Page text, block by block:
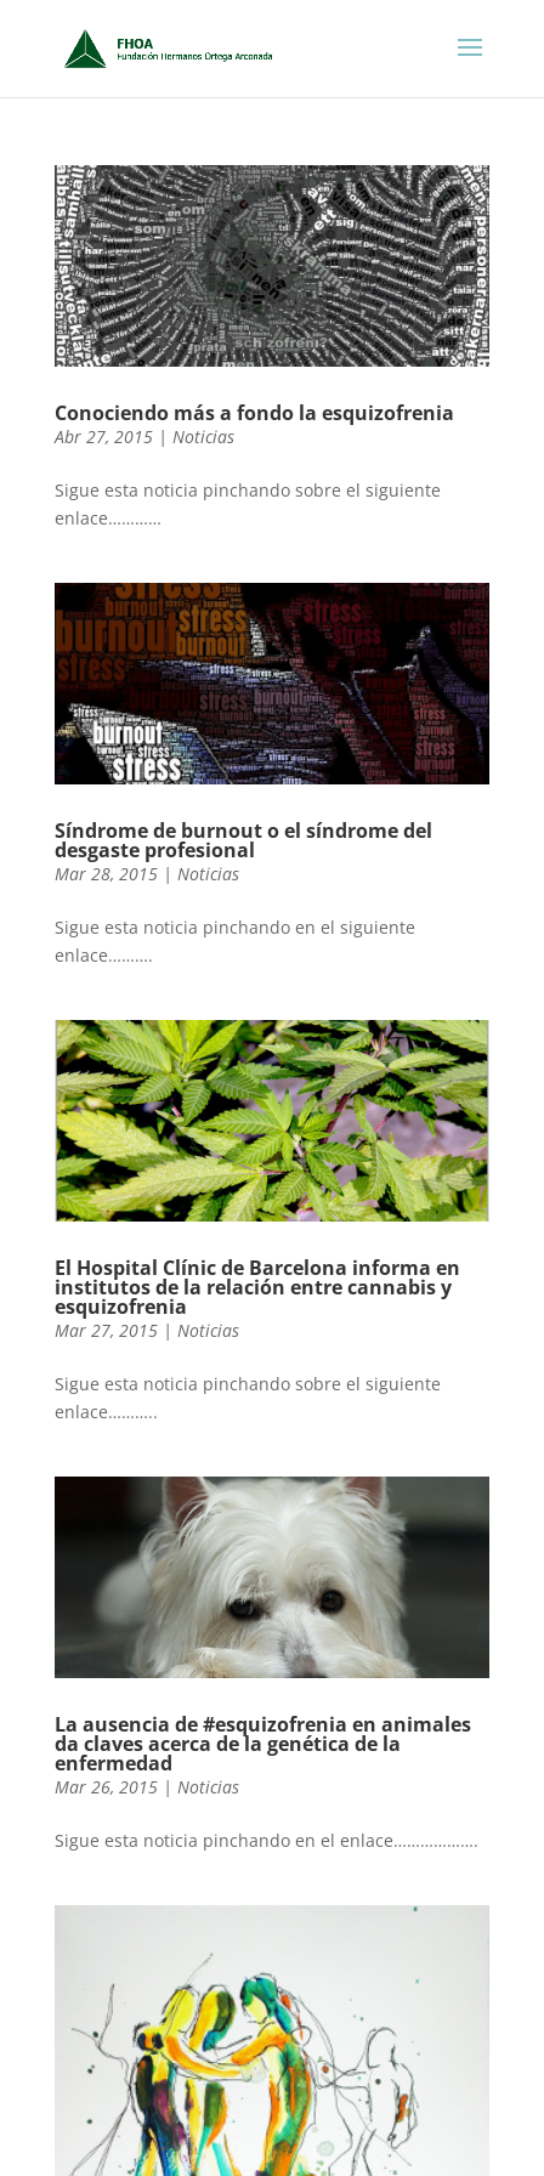
Conociendo más a fondo la esquizofrenia
Abr 27, 2015| Noticias
Sigue esta noticia pinchando sobre el siguiente
enlace…………
Síndrome de burnout o el síndrome del
desgaste profesional
Mar 28, 2015| Noticias
Sigue esta noticia pinchando en el siguiente
enlace……….
El Hospital Clínic de Barcelona informa en
institutos de la relación entre cannabis y
esquizofrenia
Mar 27, 2015| Noticias
Sigue esta noticia pinchando sobre el siguiente
enlace………..
La ausencia de ‪#‎esquizofrenia‬ en animales
da claves acerca de la genética de la
enfermedad
Mar 26, 2015| Noticias
Sigue esta noticia pinchando en el enlace……………….